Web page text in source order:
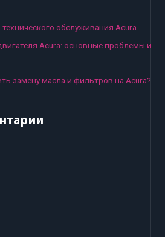
обслуживания Acura
Acura: основные проблемы и
замену масла и фильтров на Acura?